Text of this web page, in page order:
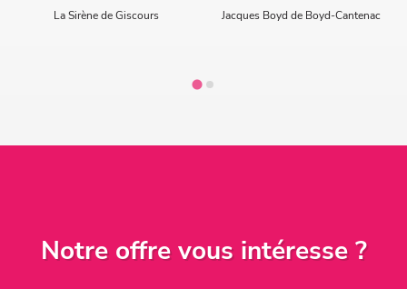
La Sirène de Giscours Jacques Boyd de Boyd-Cantenac
Notre offre vous intéresse ?